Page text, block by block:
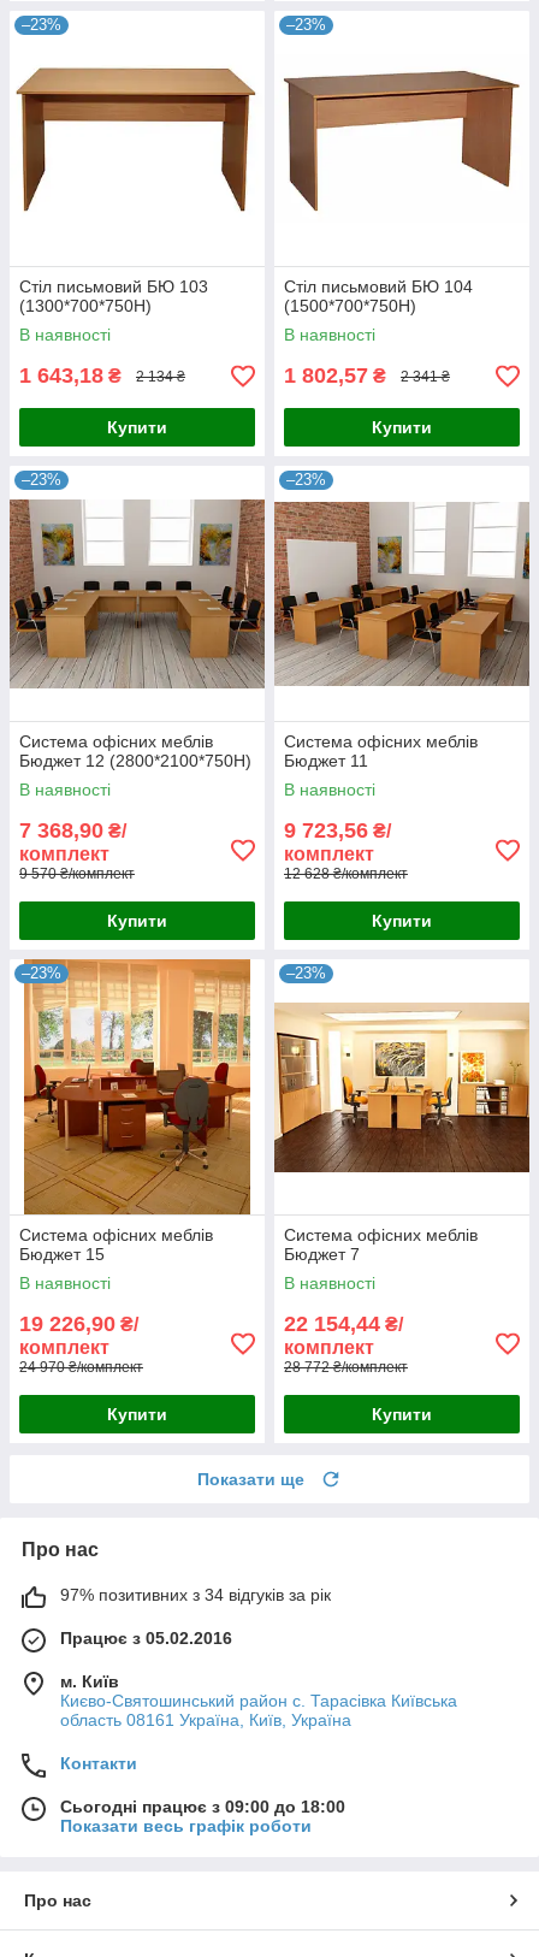
–23%
Стіл письмовий БЮ 103
(1300*700*750Н)
В наявності
1 643,18 ₴ 2 134 ₴
Купити
–23%
Стіл письмовий БЮ 104
(1500*700*750Н)
В наявності
1 802,57 ₴ 2 341 ₴
Купити
–23%
Система офісних меблів
Бюджет 12 (2800*2100*750Н)
В наявності
7 368,90 ₴/
комплект
9 570 ₴/комплект
Купити
–23%
Система офісних меблів
Бюджет 11
В наявності
9 723,56 ₴/
комплект
12 628 ₴/комплект
Купити
–23%
Система офісних меблів
Бюджет 15
В наявності
19 226,90 ₴/
комплект
24 970 ₴/комплект
Купити
–23%
Система офісних меблів
Бюджет 7
В наявності
22 154,44 ₴/
комплект
28 772 ₴/комплект
Купити
Показати ще
Про нас
97% позитивних з 34 відгуків за рік
Працює з 05.02.2016
м. Київ
Києво-Святошинський район с. Тарасівка Київська
область 08161 Україна, Київ, Україна
Контакти
Сьогодні працює з 09:00 до 18:00
Показати весь графік роботи
Про нас